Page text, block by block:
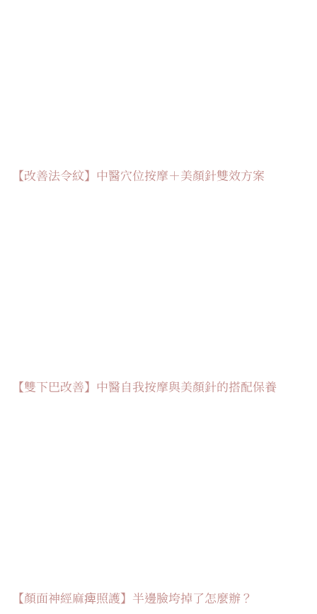
【改善法令紋】中醫穴位按摩＋美顏針雙效方案
【雙下巴改善】中醫自我按摩與美顏針的搭配保養
【顏面神經麻痺照護】半邊臉垮掉了怎麼辦？